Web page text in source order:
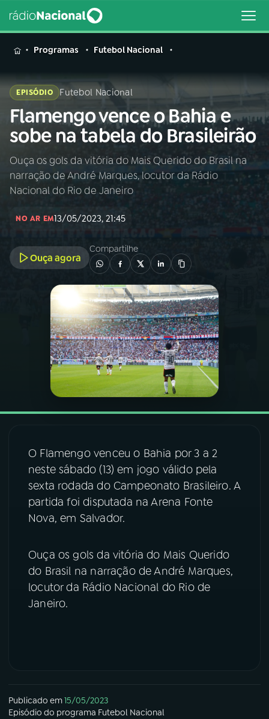
MENU
Buscar
na
Rádio
Nacional
Buscar
AO VIVO
01INÍCIO
02A RÁDIO
PROGRAMAÇÃO
PROGRAMAS
PODCASTS
06VIDEOCASTS
07ÚLTIMAS
FESTIVAL DE MÚSICA
YouTube Facebook
Instagram X
Programas Futebol Nacional
EPISÓDIO Futebol Nacional
Flamengo vence o Bahia e
sobe na tabela do Brasileirão
Ouça os gols da vitória do Mais Querido do Brasil na
narração de André Marques, locutor da Rádio
Nacional do Rio de Janeiro
NO AR EM13/05/2023, 21:45
Ouça agora
Compartilhe
O Flamengo venceu o Bahia por 3 a 2
neste sábado (13) em jogo válido pela
sexta rodada do Campeonato Brasileiro. A
partida foi disputada na Arena Fonte
Nova, em Salvador.
Ouça os gols da vitória do Mais Querido
do Brasil na narração de André Marques,
locutor da Rádio Nacional do Rio de
Janeiro.
Publicado em15/05/2023
Episódio do programa Futebol Nacional